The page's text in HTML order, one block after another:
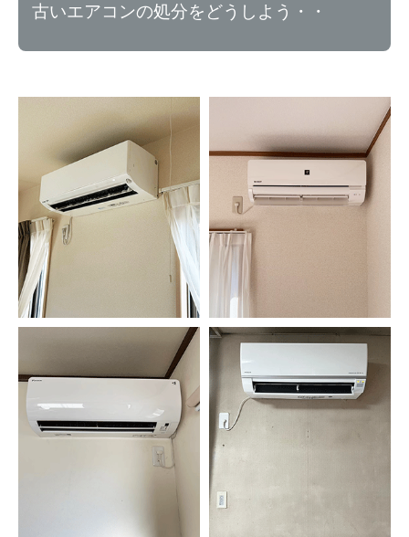
古いエアコンの処分をどうしよう・・